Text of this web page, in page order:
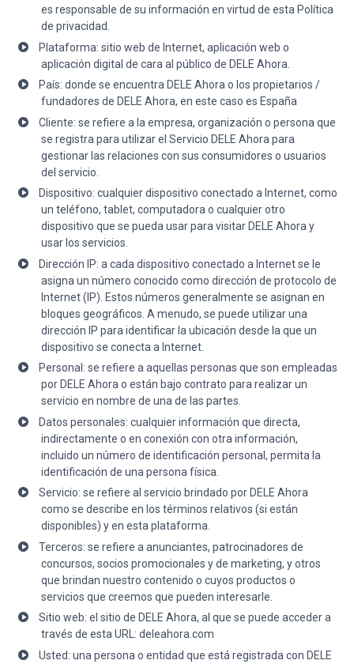
es responsable de su información en virtud de esta Política
de privacidad.
Plataforma: sitio web de Internet, aplicación web o
aplicación digital de cara al público de DELE Ahora.
País: donde se encuentra DELE Ahora o los propietarios /
fundadores de DELE Ahora, en este caso es España
Cliente: se refiere a la empresa, organización o persona que
se registra para utilizar el Servicio DELE Ahora para
gestionar las relaciones con sus consumidores o usuarios
del servicio.
Dispositivo: cualquier dispositivo conectado a Internet, como
un teléfono, tablet, computadora o cualquier otro
dispositivo que se pueda usar para visitar DELE Ahora y
usar los servicios.
Dirección IP: a cada dispositivo conectado a Internet se le
asigna un número conocido como dirección de protocolo de
Internet (IP). Estos números generalmente se asignan en
bloques geográficos. A menudo, se puede utilizar una
dirección IP para identificar la ubicación desde la que un
dispositivo se conecta a Internet.
Personal: se refiere a aquellas personas que son empleadas
por DELE Ahora o están bajo contrato para realizar un
servicio en nombre de una de las partes.
Datos personales: cualquier información que directa,
indirectamente o en conexión con otra información,
incluido un número de identificación personal, permita la
identificación de una persona física.
Servicio: se refiere al servicio brindado por DELE Ahora
como se describe en los términos relativos (si están
disponibles) y en esta plataforma.
Terceros: se refiere a anunciantes, patrocinadores de
concursos, socios promocionales y de marketing, y otros
que brindan nuestro contenido o cuyos productos o
servicios que creemos que pueden interesarle.
Sitio web: el sitio de DELE Ahora, al que se puede acceder a
través de esta URL: deleahora.com
Usted: una persona o entidad que está registrada con DELE